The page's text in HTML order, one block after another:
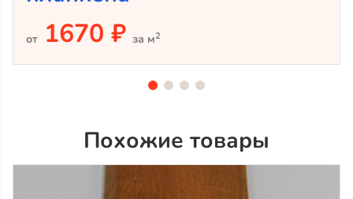
от 1670 ₽ за м2
Похожие товары